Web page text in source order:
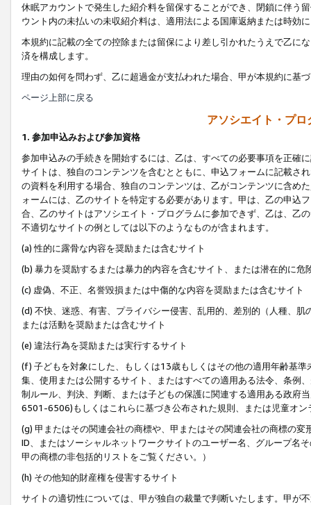
休眠アカウントで発生した紹介料を留保することができ、閉鎖に伴う
ウント内の未払いの未収紹介料は、適用法による国庫返納または時効
本規約に記載の全ての控除または留保により差し引かれたうえで乙に
済を構成します。
理由の如何を問わず、乙に超過金が支払われた場合、甲が本規約に基
ページ上部に戻る
アソシエイト・プ
1. 参加申込みおよび参加資格
参加申込みの手続きを開始するには、乙は、すべての必要事項を正確
サイトは、独自のコンテンツを含むとともに、申込フォームに記載さ
の資料を利用する場合、独自のコンテンツは、乙がコンテンツに含め
ォームには、乙のサイトを特定する必要があります。甲は、乙の申込
合、乙のサイトはアソシエイト・プログラムに参加できず、乙は、乙
不適切なサイトの例としては以下のようなものが含まれます。
(a) 性的に露骨な内容を奨励または含むサイト
(b) 暴力を奨励するまたは暴力的内容を含むサイト、または潜在的に
(c) 虚偽、不正、名誉毀損または中傷的な内容を奨励または含むサイト
(d) 不快、迷惑、有害、プライバシー侵害、乱用的、差別的（人種、
または活動を奨励または含むサイト
(e) 違法行為を奨励または実行するサイト
(f) 子どもを対象にした、もしくは13歳もしくはその他の適用年齢基
集、使用または公開するサイト、またはすべての適用ある法令、条例
制ルール、判決、判断、または子どもの保護に関連する適用ある政府
6501-6506)もしくはこれらに基づき公布された規則、または児童オン
(g) 甲またはその関連会社の商標や、甲またはその関連会社の商標の
ID、またはソーシャルネットワークサイトのユーザー名、グループ名
甲の商標の非包括的リストをご覧ください。）
(h) その他知的財産権を侵害するサイト
サイトの適切性については、甲が独自の裁量で判断いたします。甲が